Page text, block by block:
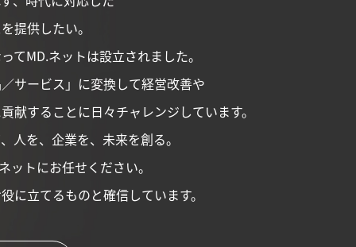
提供したい。
てMD.ネットは設立されました。
サービス」に変換して経営改善や
献することに日々チャレンジしています。
人を、企業を、未来を創る。
ットにお任せください。
に立てるものと確信しています。